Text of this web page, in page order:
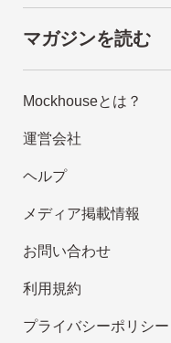
マガジンを読む
Mockhouseとは？
運営会社
ヘルプ
メディア掲載情報
お問い合わせ
利用規約
プライバシーポリシー